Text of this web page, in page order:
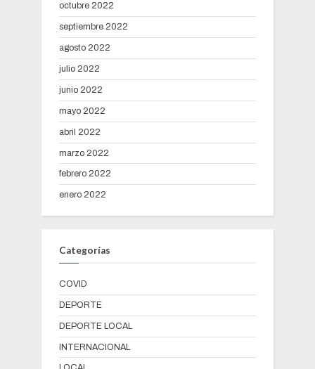
octubre 2022
septiembre 2022
agosto 2022
julio 2022
junio 2022
mayo 2022
abril 2022
marzo 2022
febrero 2022
enero 2022
Categorías
COVID
DEPORTE
DEPORTE LOCAL
INTERNACIONAL